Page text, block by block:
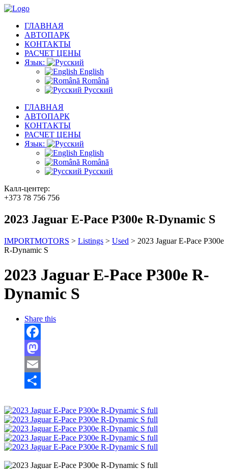
ГЛАВНАЯ
АВТОПАРК
КОНТАКТЫ
РАСЧЕТ ЦЕНЫ
Язык:
English
Română
Русский
ГЛАВНАЯ
АВТОПАРК
КОНТАКТЫ
РАСЧЕТ ЦЕНЫ
Язык:
English
Română
Русский
Калл-центер:
+373 78 756 756
2023 Jaguar E-Pace P300e R-Dynamic S
IMPORTMOTORS > Listings > Used > 2023 Jaguar E-Pace P300e
R-Dynamic S
2023 Jaguar E-Pace P300e R-
Dynamic S
Share this
Facebook
Mastodon
Email